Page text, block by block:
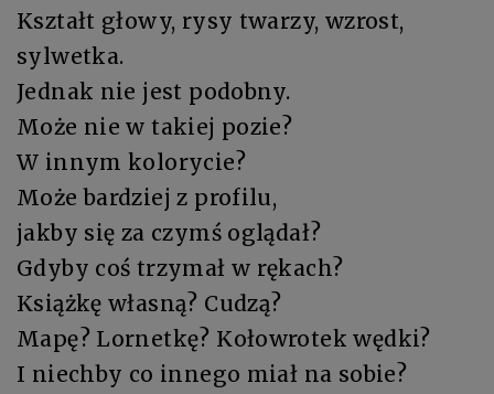
Kształt głowy, rysy twarzy, wzrost,
sylwetka.
Jednak nie jest podobny.
Może nie w takiej pozie?
W innym kolorycie?
Może bardziej z profilu,
jakby się za czymś oglądał?
Gdyby coś trzymał w rękach?
Książkę własną? Cudzą?
Mapę? Lornetkę? Kołowrotek wędki?
I niechby co innego miał na sobie?